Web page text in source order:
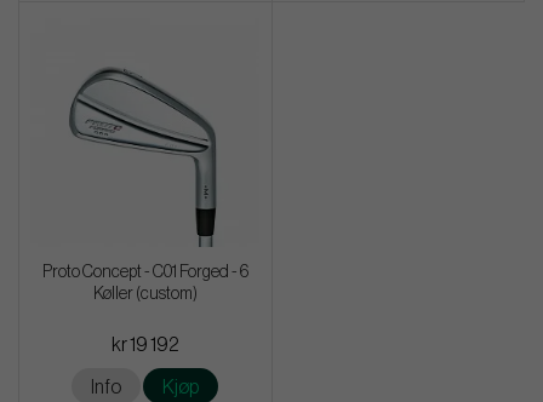
Proto Concept - C01 Forged - 6
Køller (custom)
kr 19 192
Info Kjøp